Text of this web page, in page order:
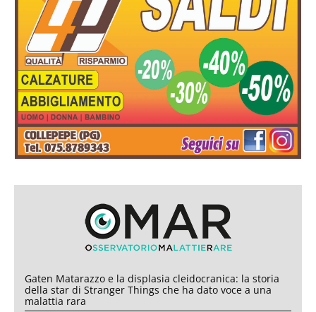
Gaten Matarazzo e la displasia cleidocranica: la storia
della star di Stranger Things che ha dato voce a una
malattia rara